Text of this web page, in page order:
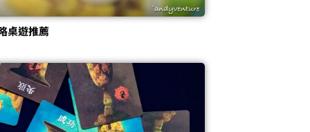
桌遊推薦